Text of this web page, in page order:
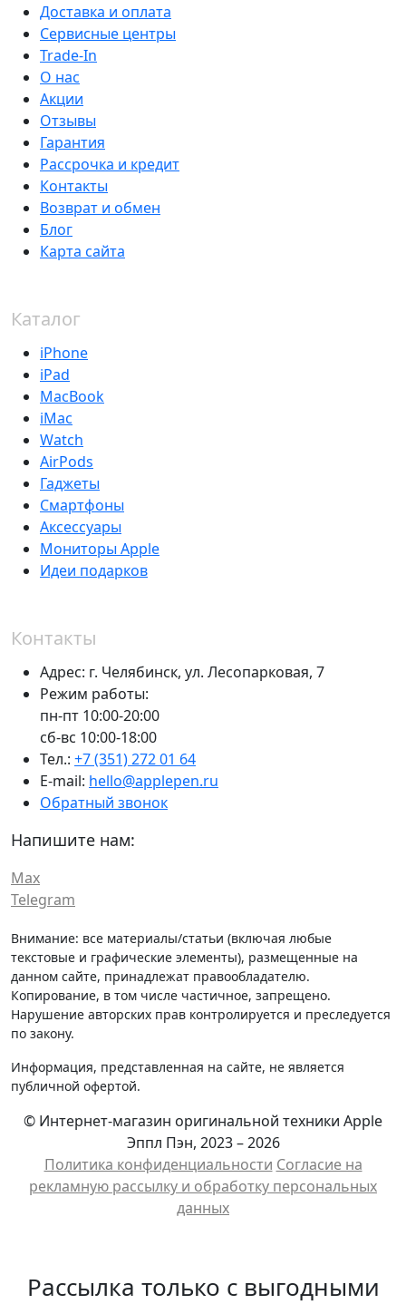
Доставка и оплата
Сервисные центры
Trade-In
О нас
Акции
Отзывы
Гарантия
Рассрочка и кредит
Контакты
Возврат и обмен
Блог
Карта сайта
Каталог
iPhone
iPad
MacBook
iMac
Watch
AirPods
Гаджеты
Смартфоны
Аксессуары
Мониторы Apple
Идеи подарков
Контакты
Адрес: г. Челябинск, ул. Лесопарковая, 7
Режим работы:
пн-пт 10:00-20:00
сб-вс 10:00-18:00
Тел.: +7 (351) 272 01 64
E-mail: hello@applepen.ru
Обратный звонок
Напишите нам:
Max
Telegram
Внимание: все материалы/статьи (включая любые
текстовые и графические элементы), размещенные на
данном сайте, принадлежат правообладателю.
Копирование, в том числе частичное, запрещено.
Нарушение авторских прав контролируется и преследуется
по закону.
Информация, представленная на сайте, не является
публичной офертой.
© Интернет-магазин оригинальной техники Apple
Эппл Пэн, 2023 – 2026
Политика конфиденциальности Cогласие на
рекламную рассылку и обработку персональных
данных
Рассылка только с выгодными